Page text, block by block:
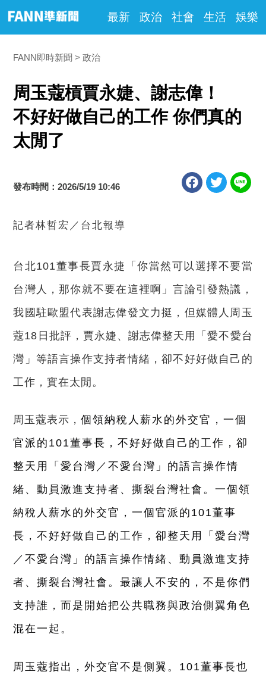
最新 政治 社會 生活 娛樂
FANN即時新聞 政治
周玉蔻槓賈永婕、謝志偉！
不好好做自己的工作 你們真的
太閒了
發布時間：2026/5/19 10:46
記者林哲宏／台北報導
台北101董事長賈永捷「你當然可以選擇不要當
台灣人，那你就不要在這裡啊」言論引發熱議，
我國駐歐盟代表謝志偉發文力挺，但媒體人周玉
蔻18日批評，賈永婕、謝志偉整天用「愛不愛台
灣」等語言操作支持者情緒，卻不好好做自己的
工作，實在太閒。
周玉蔻表示，個領納稅人薪水的外交官，一個
官派的101董事長，不好好做自己的工作，卻
整天用「愛台灣／不愛台灣」的語言操作情
緒、動員激進支持者、撕裂台灣社會。一個領
納稅人薪水的外交官，一個官派的101董事
長，不好好做自己的工作，卻整天用「愛台灣
／不愛台灣」的語言操作情緒、動員激進支持
者、撕裂台灣社會。最讓人不安的，不是你們
支持誰，而是開始把公共職務與政治側翼角色
混在一起。
周玉蔻指出，外交官不是側翼。101董事長也